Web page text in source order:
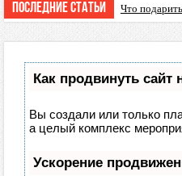
Последние статьи Что
Как продвинуть сайт
Вы создали или только
а целый комплекс
Ускорение